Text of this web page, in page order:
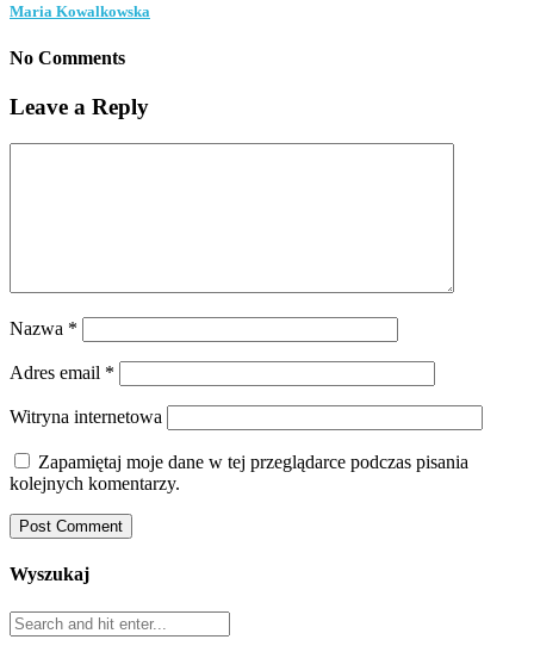
Maria Kowalkowska
No Comments
Leave a Reply
Nazwa *
Adres email *
Witryna internetowa
Zapamiętaj moje dane w tej przeglądarce podczas pisania
kolejnych komentarzy.
Wyszukaj